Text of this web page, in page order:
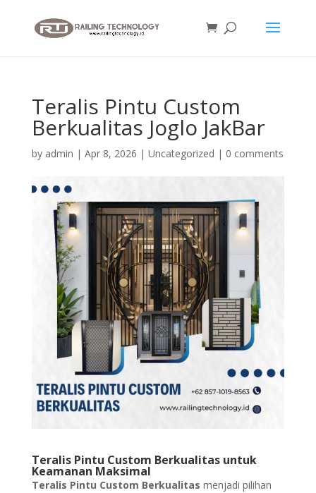
Teralis Pintu Custom
Berkualitas Joglo JakBar
by admin | Apr 8, 2026 | Uncategorized | 0 comments
Teralis Pintu Custom Berkualitas untuk
Keamanan Maksimal
Teralis Pintu Custom Berkualitas menjadi pilihan